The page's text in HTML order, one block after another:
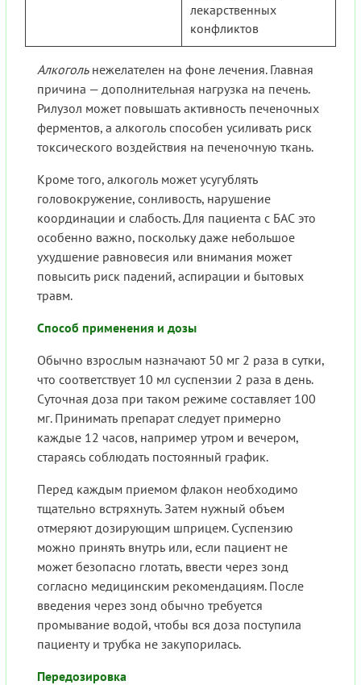
лекарственных
конфликтов
Алкогольнежелателен на фоне лечения. Главная
причина — дополнительная нагрузка на печень.
Рилузол может повышать активность печеночных
ферментов, а алкоголь способен усиливать риск
токсического воздействия на печеночную ткань.
Кроме того, алкоголь может усугублять
головокружение, сонливость, нарушение
координации и слабость. Для пациента с БАС это
особенно важно, поскольку даже небольшое
ухудшение равновесия или внимания может
повысить риск падений, аспирации и бытовых
травм.
Способ применения и дозы
Обычно взрослым назначают 50 мг 2 раза в сутки,
что соответствует 10 мл суспензии 2 раза в день.
Суточная доза при таком режиме составляет 100
мг. Принимать препарат следует примерно
каждые 12 часов, например утром и вечером,
стараясь соблюдать постоянный график.
Перед каждым приемом флакон необходимо
тщательно встряхнуть. Затем нужный объем
отмеряют дозирующим шприцем. Суспензию
можно принять внутрь или, если пациент не
может безопасно глотать, ввести через зонд
согласно медицинским рекомендациям. После
введения через зонд обычно требуется
промывание водой, чтобы вся доза поступила
пациенту и трубка не закупорилась.
Передозировка